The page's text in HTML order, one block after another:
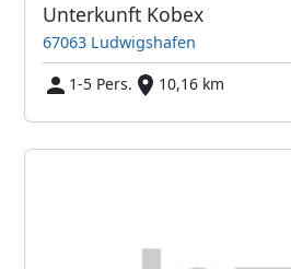
Unterkunft Kobex
67063 Ludwigshafen
1-5 Pers.
10,16 km